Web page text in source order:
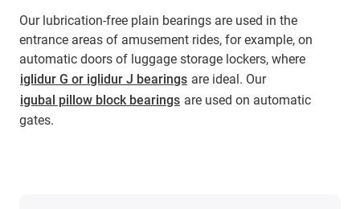
Our lubrication-free plain bearings are used in the
entrance areas of amusement rides, for example, on
automatic doors of luggage storage lockers, where
iglidur G or iglidur J bearings are ideal. Our
igubal pillow block bearings are used on automatic
gates.